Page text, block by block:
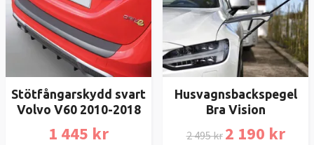
Stötfångarskydd svart
Volvo V60 2010-2018
1 445 kr
Husvagnsbackspegel
Bra Vision
2 495 kr 2 190 kr